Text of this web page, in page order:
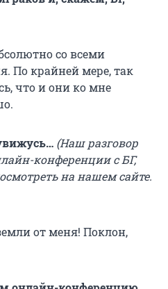
со всеми
По крайней мере, так
что и они ко мне
(Наш разговор
конференции с БГ,
на нашем сайте.
от меня! Поклон,